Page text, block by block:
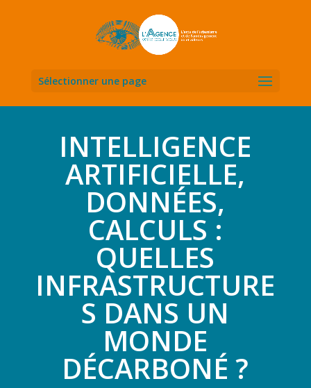
Sélectionner une page
INTELLIGENCE
ARTIFICIELLE,
DONNÉES,
CALCULS :
QUELLES
INFRASTRUCTURE
S DANS UN
MONDE
DÉCARBONÉ ?